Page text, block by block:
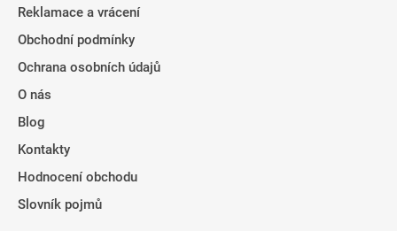
Reklamace a vrácení
Obchodní podmínky
Ochrana osobních údajů
O nás
Blog
Kontakty
Hodnocení obchodu
Slovník pojmů